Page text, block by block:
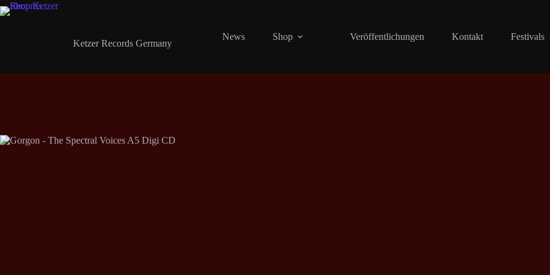
Zum
Inhalt
Ketzer Records Germany
News Shop Veröffentlichungen Kontakt Festivals